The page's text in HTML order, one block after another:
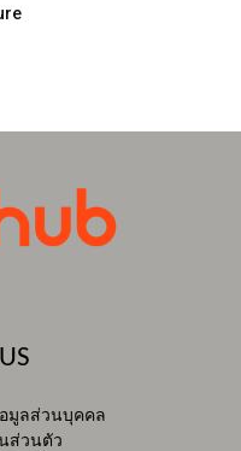
มูลส่วนบุคคล
ส่วนตัว